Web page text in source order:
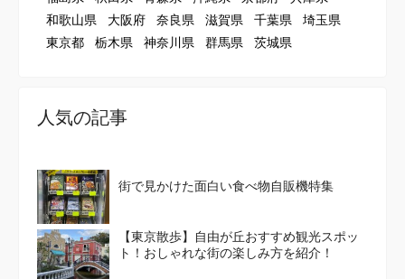
和歌山県
大阪府 奈良県 滋賀県 千葉県
埼玉県
東京都
栃木県 神奈川県 群馬県 茨城県
人気の記事
街で見かけた面白い食べ物自販機特集
【東京散歩】自由が丘おすすめ観光スポッ
ト！おしゃれな街の楽しみ方を紹介！